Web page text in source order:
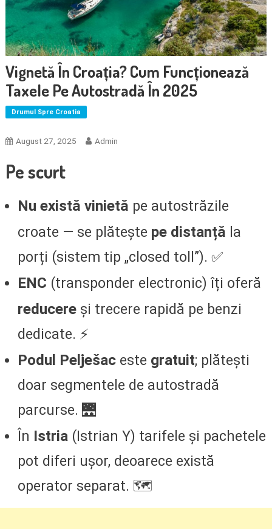
Vignetă În Croația? Cum Funcționează
Taxele Pe Autostradă În 2025
Drumul Spre Croatia
August 27, 2025 Admin
Pe scurt
Nu există vinietă pe autostrăzile
croate — se plătește pe distanță la
porți (sistem tip „closed toll”). ✅
ENC (transponder electronic) îți oferă
reducereși trecere rapidă pe benzi
dedicate. ⚡
Podul Pelješaceste gratuit; plătești
doar segmentele de autostradă
parcurse. 🌉
În Istria(Istrian Y) tarifele și pachetele
pot diferi ușor, deoarece există
operator separat. 🗺️